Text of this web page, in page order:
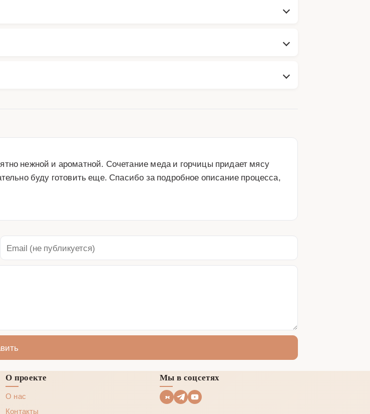
нежной и ароматной. Сочетание меда и горчицы придает мясу
буду готовить еще. Спасибо за подробное описание процесса,
О проекте
О нас
Контакты
Мы в соцсетях